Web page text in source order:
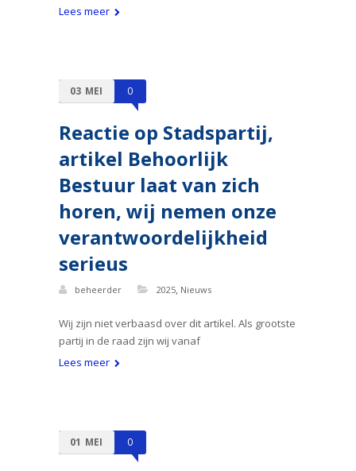
Lees meer
03 MEI 0
Reactie op Stadspartij,
artikel Behoorlijk
Bestuur laat van zich
horen, wij nemen onze
verantwoordelijkheid
serieus
beheerder 2025, Nieuws
Wij zijn niet verbaasd over dit artikel. Als grootste
partij in de raad zijn wij vanaf
Lees meer
01 MEI 0